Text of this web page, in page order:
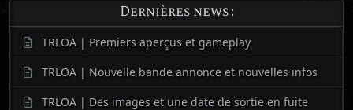
Dernières news :
TRLOA | Premiers aperçus et gameplay
TRLOA | Nouvelle bande annonce et nouvelles infos
TRLOA | Des images et une date de sortie en fuite